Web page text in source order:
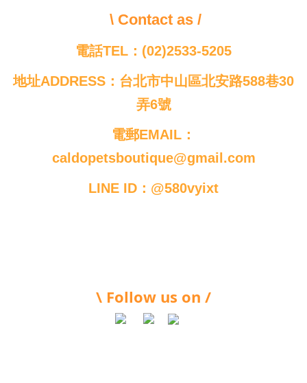
\ Contact as /
電話TEL：(02)2533-5205
地址ADDRESS：台北市中山區北安路588巷30
弄6號
電郵EMAIL：
caldopetsboutique@gmail.com
LINE ID：@580vyixt
\ Follow us on /